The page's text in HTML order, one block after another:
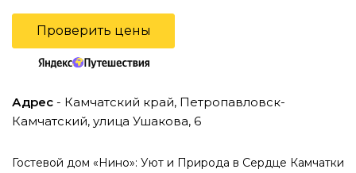
Проверить цены
Адрес - Камчатский край, Петропавловск-
Камчатский, улица Ушакова, 6
Гостевой дом «Нино»: Уют и Природа в Сердце Камчатки